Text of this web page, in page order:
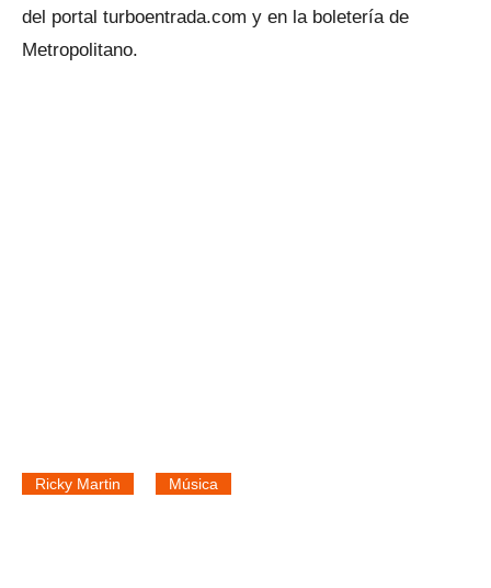
del portal turboentrada.com y en la boletería de
Metropolitano.
Ricky Martin Música